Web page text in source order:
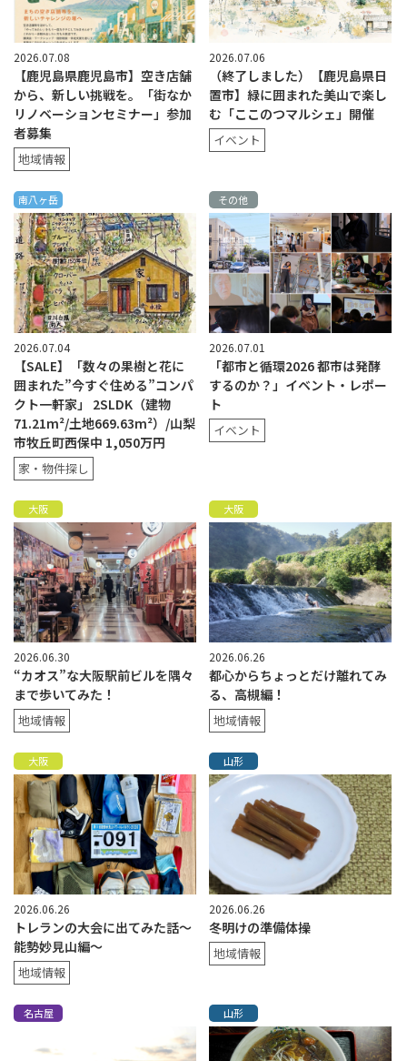
2026.07.08
【鹿児島県鹿児島市】空き店舗
から、新しい挑戦を。「街なか
リノベーションセミナー」参加
者募集
地域情報
2026.07.06
（終了しました）【鹿児島県日
置市】緑に囲まれた美山で楽し
む「ここのつマルシェ」開催
イベント
南八ヶ岳
2026.07.04
【SALE】「数々の果樹と花に
囲まれた”今すぐ住める”コンパ
クト一軒家」 2SLDK（建物
71.21m²/土地669.63m²）/山梨
市牧丘町西保中 1,050万円
家・物件探し
その他
2026.07.01
「都市と循環2026 都市は発酵
するのか？」イベント・レポー
ト
イベント
大阪
2026.06.30
“カオス”な大阪駅前ビルを隅々
まで歩いてみた！
地域情報
大阪
2026.06.26
都心からちょっとだけ離れてみ
る、高槻編！
地域情報
大阪
2026.06.26
トレランの大会に出てみた話〜
能勢妙見山編〜
地域情報
山形
2026.06.26
冬明けの準備体操
地域情報
名古屋 山形